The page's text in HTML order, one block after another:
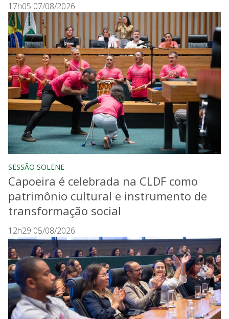
17h05 07/08/2026
SESSÃO SOLENE
Capoeira é celebrada na CLDF como
patrimônio cultural e instrumento de
transformação social
12h29 05/08/2026